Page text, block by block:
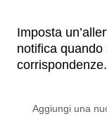
Imposta
notifica
corrispondenze.